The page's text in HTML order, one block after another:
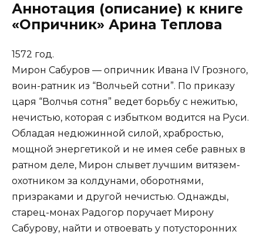
Аннотация (описание) к книге
«Опричник» Арина Теплова
1572 год.
Мирон Сабуров — опричник Ивана IV Грозного,
воин-ратник из “Волчьей сотни”. По приказу
царя “Волчья сотня” ведет борьбу с нежитью,
нечистью, которая с избытком водится на Руси.
Обладая недюжинной силой, храбростью,
мощной энергетикой и не имея себе равных в
ратном деле, Мирон слывет лучшим витязем-
охотником за колдунами, оборотнями,
призраками и другой нечистью. Однажды,
старец-монах Радогор поручает Мирону
Сабурову, найти и отвоевать у потусторонних